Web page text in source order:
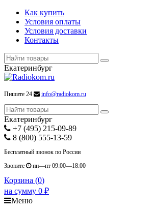
Как купить
Условия оплаты
Условия доставки
Контакты
Екатеринбург
Пишите 24 info@radiokom.ru
Екатеринбург
+7 (495) 215-09-89
8 (800) 555-13-59
Бесплатный звонок по России
Звоните
пн—пт 09:00—18:00
Корзина (0)
на сумму 0 ₽
Меню